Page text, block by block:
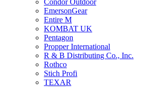
Condor Outdoor
EmersonGear
Entire M
KOMBAT UK
Pentagon
Propper International
R & B Distributing Co., Inc.
Rothco
Stich Profi
TEXAR